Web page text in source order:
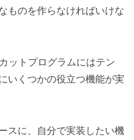
ものを作らなければいけな
ットプログラムにはテン
いくつかの役立つ機能が実
スに、自分で実装したい機